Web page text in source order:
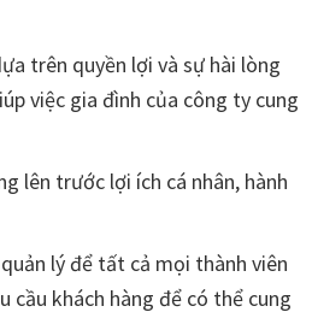
trên quyền lợi và sự hài lòng
việc gia đình của công ty cung
lên trước lợi ích cá nhân, hành
lý để tất cả mọi thành viên
cầu khách hàng để có thể cung